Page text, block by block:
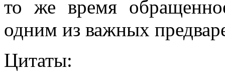
то же время
одним из важных
Цитаты: